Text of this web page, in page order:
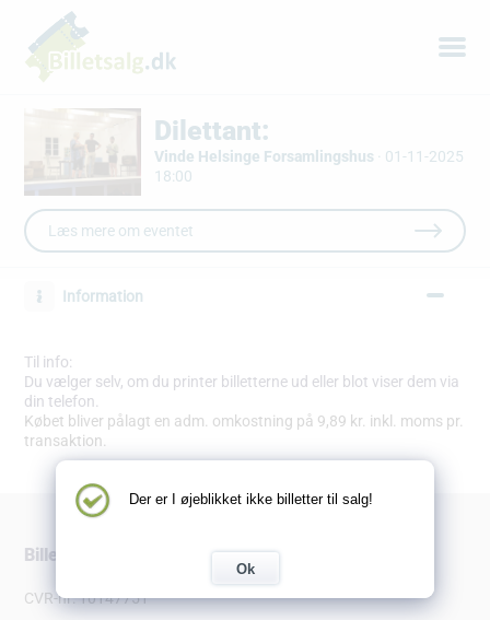
Dilettant:
Vinde Helsinge Forsamlingshus · 01-11-2025
18:00
Læs mere om eventet
Information
Til info:
Du vælger selv, om du printer billetterne ud eller blot viser dem via
din telefon.
Købet bliver pålagt en adm. omkostning på 9,89 kr. inkl. moms pr.
transaktion.
Der er I øjeblikket ikke billetter til salg!
Ok
Billetsalg.dk
CVR-nr: 10147751